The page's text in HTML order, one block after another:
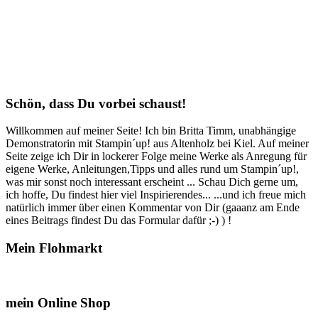
Schön, dass Du vorbei schaust!
Willkommen auf meiner Seite! Ich bin Britta Timm, unabhängige
Demonstratorin mit Stampin´up! aus Altenholz bei Kiel. Auf meiner
Seite zeige ich Dir in lockerer Folge meine Werke als Anregung für
eigene Werke, Anleitungen,Tipps und alles rund um Stampin´up!,
was mir sonst noch interessant erscheint ... Schau Dich gerne um,
ich hoffe, Du findest hier viel Inspirierendes... ...und ich freue mich
natürlich immer über einen Kommentar von Dir (gaaanz am Ende
eines Beitrags findest Du das Formular dafür ;-) ) !
Mein Flohmarkt
mein Online Shop